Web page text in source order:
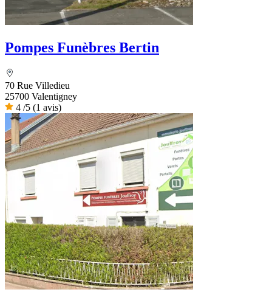
Pompes Funèbres Bertin
70 Rue Villedieu
25700 Valentigney
4 /5 (1 avis)